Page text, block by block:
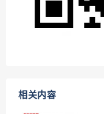
相关内容